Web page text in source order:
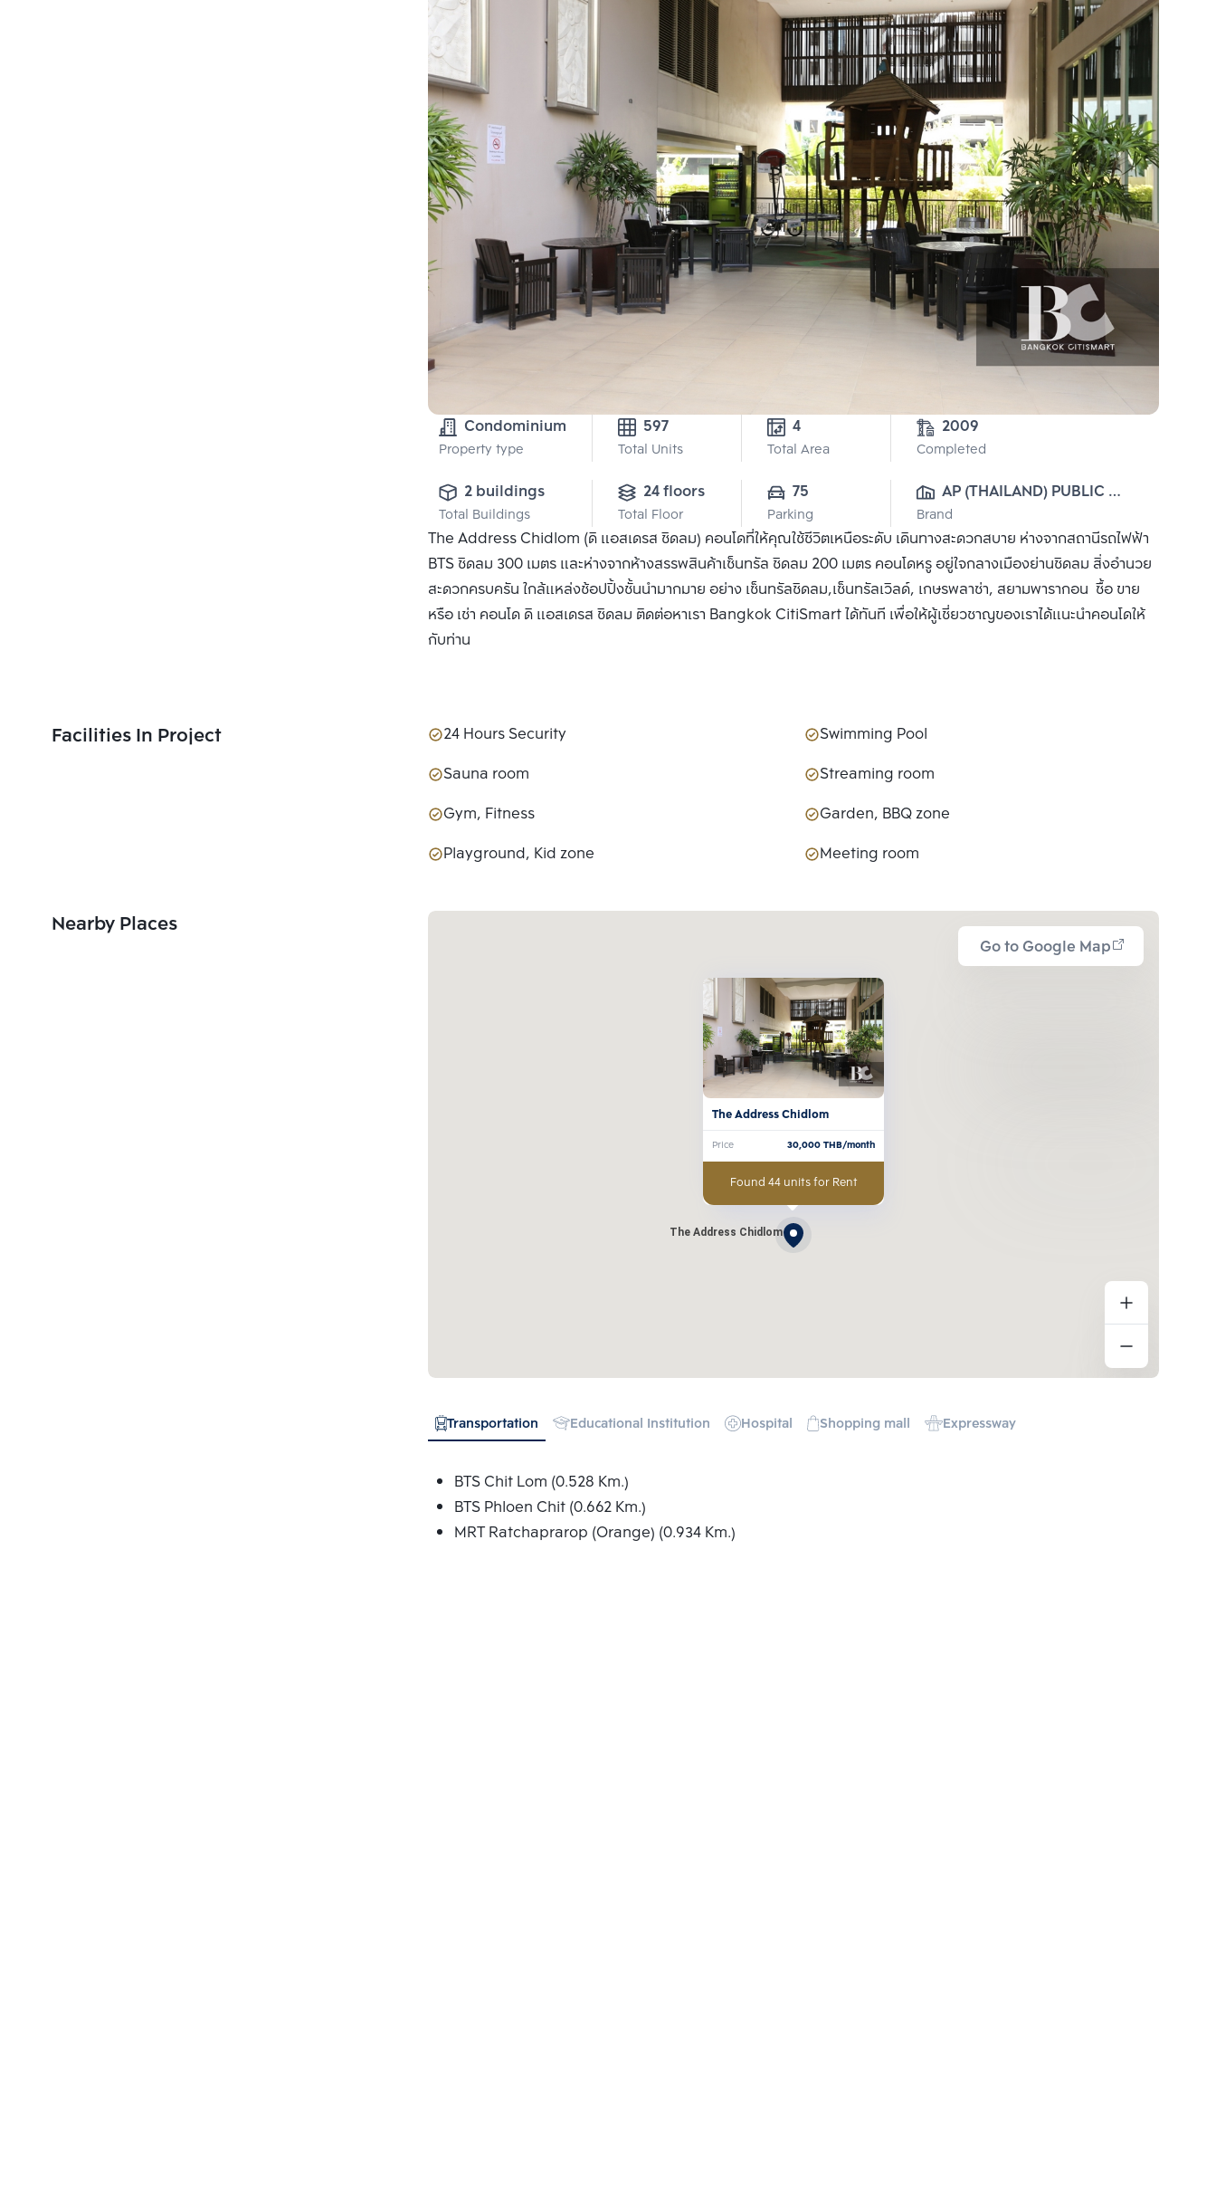
Condominium
Property type
597
Total Units
4
Total Area
2009
Completed
2 buildings
Total Buildings
24 floors
Total Floor
75
Parking
AP (THAILAND) PUBLIC
CO., LTD.
Brand
The Address Chidlom (ดิ แอสเดรส ชิดลม) คอนโดที่ให้คุณใช้ชีวิตเหนือระดับ เดินทางสะดวกสบาย ห่างจากสถานีรถไฟฟ้า
BTS ชิดลม 300 เมตร และห่างจากห้างสรรพสินค้าเซ็นทรัล ชิดลม 200 เมตร คอนโดหรู อยู่ใจกลางเมืองย่านชิดลม สิ่งอำนวย
สะดวกครบครัน ใกล้แหล่งช้อปปิ้งชั้นนำมากมาย อย่าง เซ็นทรัลชิดลม,เซ็นทรัลเวิลด์, เกษรพลาซ่า, สยามพารากอน ซื้อ ขาย
หรือ เช่า คอนโด ดิ แอสเดรส ชิดลม ติดต่อหาเรา Bangkok CitiSmart ได้ทันที เพื่อให้ผู้เชี่ยวชาญของเราได้แนะนำคอนโดให้
กับท่าน
Facilities In Project 24 Hours Security
Swimming Pool
Sauna room
Streaming room
Gym, Fitness
Garden, BBQ zone
Playground, Kid zone
Meeting room
Nearby Places
Go to Google Map
The Address Chidlom
The Address Chidlom
Price 30,000THB/month
Found 44 units for Rent
Transportation Educational Institution Hospital Shopping mall Expressway
BTS Chit Lom (0.528 Km.)
BTS Phloen Chit (0.662 Km.)
MRT Ratchaprarop (Orange) (0.934 Km.)